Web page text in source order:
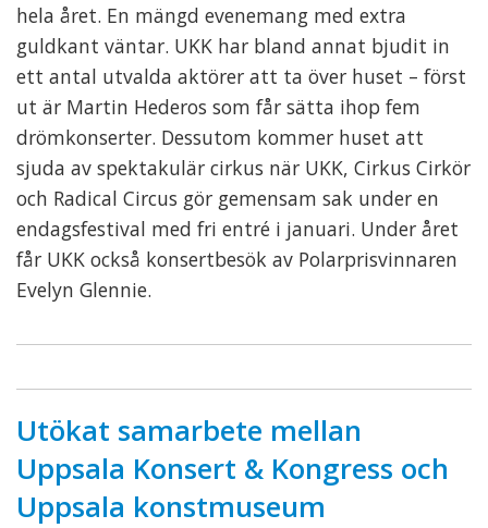
hela året. En mängd evenemang med extra
guldkant väntar. UKK har bland annat bjudit in
ett antal utvalda aktörer att ta över huset – först
ut är Martin Hederos som får sätta ihop fem
drömkonserter. Dessutom kommer huset att
sjuda av spektakulär cirkus när UKK, Cirkus Cirkör
och Radical Circus gör gemensam sak under en
endagsfestival med fri entré i januari. Under året
får UKK också konsertbesök av Polarprisvinnaren
Evelyn Glennie.
Utökat samarbete mellan
Uppsala Konsert & Kongress och
Uppsala konstmuseum